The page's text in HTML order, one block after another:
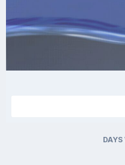
DAYS